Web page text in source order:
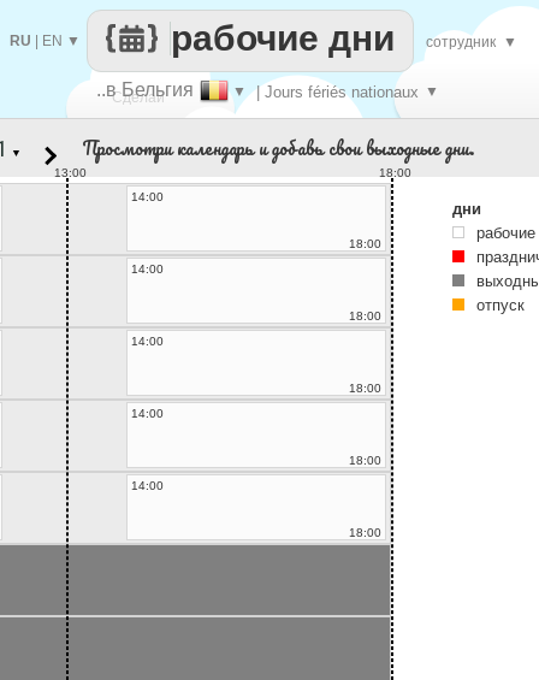
Сделай
..в Бельгия ▼ | Jours fériés nationaux ▼
рабочие дни
RU EN ▼ сотрудник ▼
▼ Просмотри календарь и добавь свои выходные дни.
13:00
18:00
14:00
18:00
14:00
18:00
14:00
18:00
14:00
18:00
14:00
18:00
дни
отпуск